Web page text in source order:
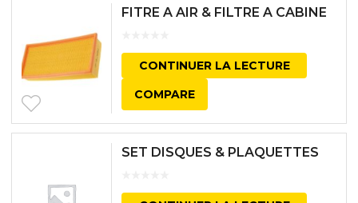
FITRE A AIR & FILTRE A CABINE
CONTINUER LA LECTURE
COMPARE
SET DISQUES & PLAQUETTES